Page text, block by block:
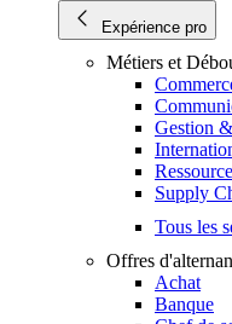
Expérience pro
Métiers et
Gestion
Supply
Tous les
Offres
Achat
Banque